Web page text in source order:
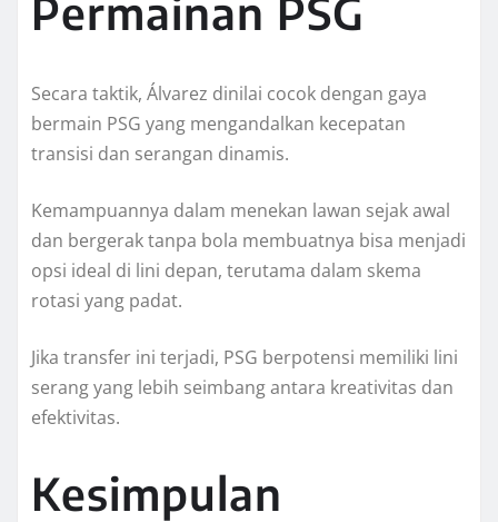
Permainan PSG
Secara taktik, Álvarez dinilai cocok dengan gaya
bermain PSG yang mengandalkan kecepatan
transisi dan serangan dinamis.
Kemampuannya dalam menekan lawan sejak awal
dan bergerak tanpa bola membuatnya bisa menjadi
opsi ideal di lini depan, terutama dalam skema
rotasi yang padat.
Jika transfer ini terjadi, PSG berpotensi memiliki lini
serang yang lebih seimbang antara kreativitas dan
efektivitas.
Kesimpulan